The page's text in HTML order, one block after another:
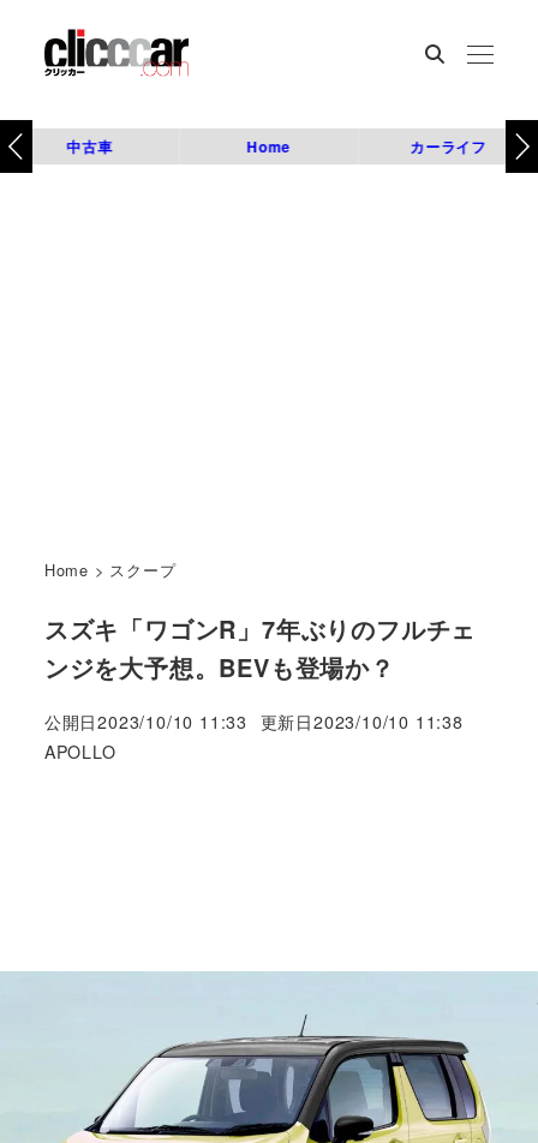
中古車 Home カーライフ
Home > スクープ
スズキ「ワゴンR」7年ぶりのフルチェ
ンジを大予想。BEVも登場か？
公開日2023/10/10 11:33 更新日2023/10/10 11:38
著
APOLLO